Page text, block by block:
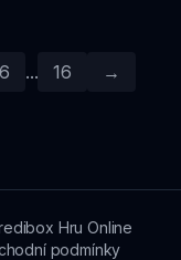
6 ... 16 →
Hru Online
podmínky